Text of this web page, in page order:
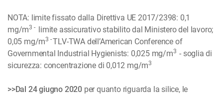
NOTA: limite fissato dalla Direttiva UE 2017/2398: 0,1
mg/m3 -
limite assicurativo stabilito dal Ministero del lavoro;
0,05 mg/m3 -TLV-TWA dell’American Conference of
Governmental Industrial Hygienists: 0,025 mg/m3 - soglia di
sicurezza: concentrazione di 0,012 mg/m3
>>Dal 24 giugno 2020 per quanto riguarda la silice, le